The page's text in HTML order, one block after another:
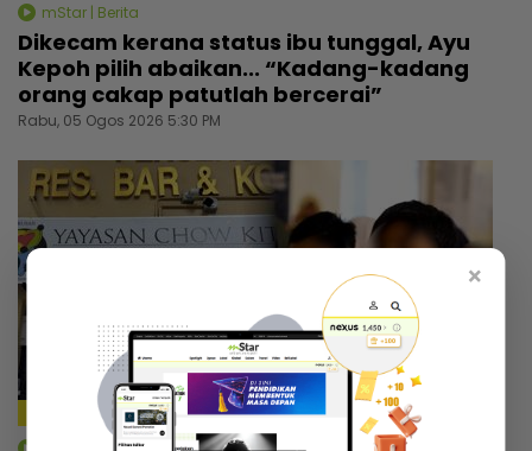
mStar | Berita
Dikecam kerana status ibu tunggal, Ayu
Kepoh pilih abaikan... “Kadang-kadang
orang cakap patutlah bercerai”
Rabu, 05 Ogos 2026 5:30 PM
×